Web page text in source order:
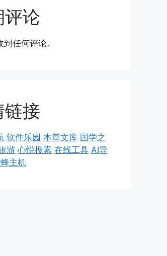
评论
任何评论。
链接
软件乐园 本草文库 国学之
游 心悦搜索 在线工具 AI导
主机